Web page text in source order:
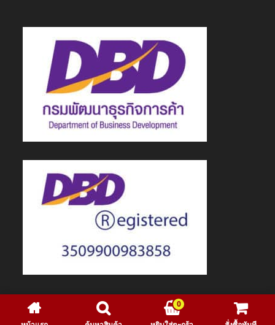
0